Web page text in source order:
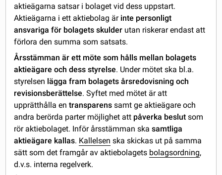
aktieägarna satsar i bolaget vid dess uppstart.
Aktieägarna i ett aktiebolag är inte personligt
ansvariga för bolagets skulder utan riskerar endast att
förlora den summa som satsats.
Årsstämman är ett möte som hålls mellan bolagets
aktieägare och dess styrelse. Under mötet ska bl.a.
styrelsen lägga fram bolagets årsredovisning och
revisionsberättelse. Syftet med mötet är att
upprätthålla entransparenssamt ge aktieägare och
andra berörda parter möjlighet att påverka beslutsom
rör aktiebolaget. Inför årsstämman skasamtliga
aktieägare kallas. Kallelsen ska skickas ut på samma
sätt som det framgår av aktiebolagets bolagsordning,
d.v.s. interna regelverk.